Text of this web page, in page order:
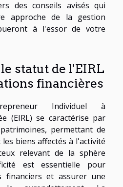
des conseils avisés qui
approche de la gestion
à l'essor de votre
statut de l'EIRL
financières
Individuel à
(EIRL) se caractérise par
permettant de
biens affectés à l'activité
relevant de la sphère
est essentielle pour
financiers et assurer une